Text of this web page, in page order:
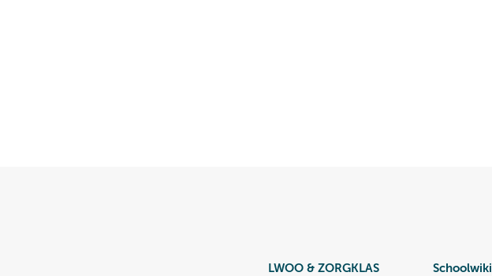
LWOO & ZORGKLAS
Schoolwiki